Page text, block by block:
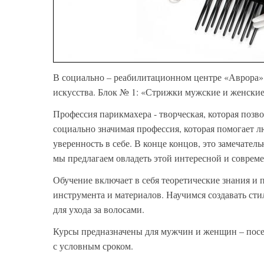
В социально – реабилитационном центре
искусства. Блок № 1: «Стрижки мужские и
Профессия парикмахера - творческая, которая
социально значимая профессия, которая
уверенность в себе. В конце концов, это
мы предлагаем овладеть этой интересной и
Обучение включает в себя теоретические знания
инструмента и материалов. Научимся создавать
для ухода за волосами.
Курсы предназначены для мужчин и женщин –
с условным сроком.